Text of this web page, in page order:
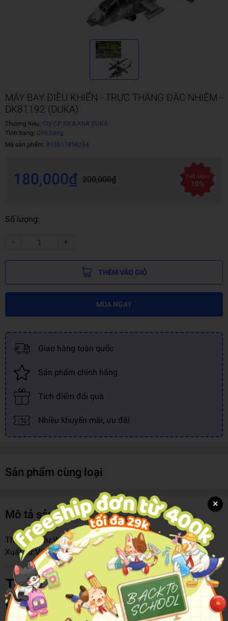
MÁY BAY ĐIỀU KHIỂN - TRỰC THĂNG ĐẶC NHIỆM -
DK81192 (DUKA)
Thương hiệu: Cty CP SX & XNK DUKA
Tình trạng: Còn hàng
Mã sản phẩm: 893617858264
180,000₫ 200,000₫ Tiết kiệm
10%
Số lượng:
- +
THÊM VÀO GIỎ
MUA NGAY
Giao hàng toàn quốc
Sản phẩm chính hãng
Tích điểm đổi quà
Nhiều khuyến mãi, ưu đãi
Sản phẩm cùng loại
Mô tả sản phẩm
Thương hiệu:WINKA
Xuất xứ:Việt Nam
Thông tin chi tiết
Mã hàng
8936178582647-mau1
×